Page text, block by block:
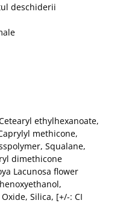
deschiderii
ethylhexanoate,
methicone,
Squalane,
dimethicone
Lacunosa flower
Silica, [+/-: CI